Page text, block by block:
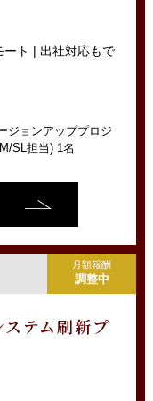
ート | 出社対応もで
ジョンアッププロジ
SL担当) 1名
月額報酬
調整中
テム刷新プ